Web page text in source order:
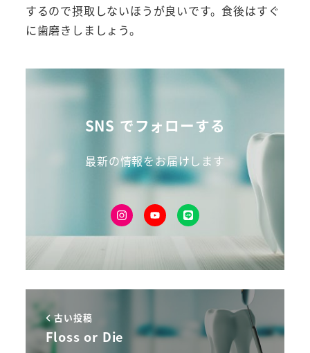
するので摂取しないほうが良いです。食後はすぐ
に歯磨きしましょう。
SNS でフォローする
最新の情報をお届けします
古い投稿
Floss or Die